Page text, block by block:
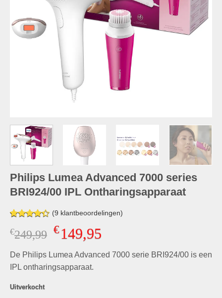
Philips Lumea Advanced 7000 series
BRI924/00 IPL Ontharingsapparaat
4.33op 5
gebaseerd
waarderingen
(9 klantbeoordelingen)
€249,99 Oorspronkelijke
was:
€249,99.
€149,95Huidige
is:
De Philips Lumea Advanced 7000 serie BRI924/00 is een
IPL ontharingsapparaat.
Uitverkocht